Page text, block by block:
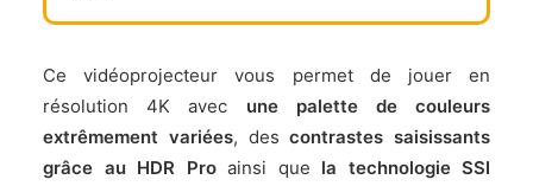
Ce vidéoprojecteur vous permet de jouer en
résolution 4K avec une palette de couleurs
extrêmement variées, descontrastes saisissants
grâce au HDR Proainsi que la technologie SSI